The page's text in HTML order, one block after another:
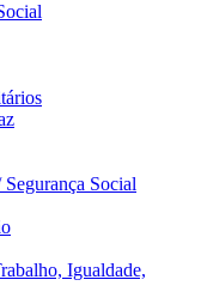
Social
Igualdade,